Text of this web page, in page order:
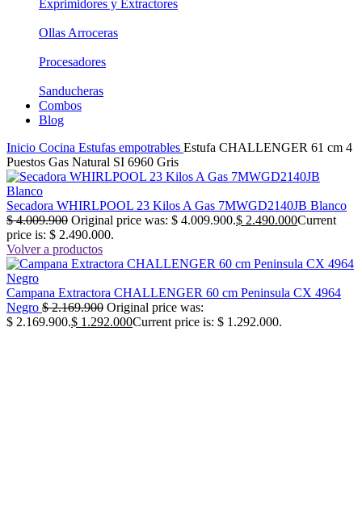
Exprimidores y Extractores
Ollas Arroceras
Procesadores
Sanducheras
Combos
Blog
Inicio Cocina Estufas empotrables Estufa CHALLENGER 61 cm 4
Puestos Gas Natural SI 6960 Gris
Secadora WHIRLPOOL 23 Kilos A Gas 7MWGD2140JB Blanco
$4.009.900 Original price was: $ 4.009.900.$ 2.490.000Current
price is: $ 2.490.000.
Volver a productos
Campana Extractora CHALLENGER 60 cm Peninsula CX 4964
Negro $2.169.900 Original price was:
$ 2.169.900.$ 1.292.000Current price is: $ 1.292.000.